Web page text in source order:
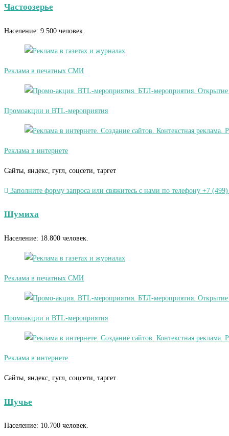
Частоозерье
Население: 9.500 человек.
Реклама в печатных СМИ
Промоакции и BTL-мероприятия
Реклама в интернете
Сайты, яндекс, гугл, соцсети, таргет
Заполните форму запроса или свяжитесь с нами по телефону +7
Шумиха
Население: 18.800 человек.
Реклама в печатных СМИ
Промоакции и BTL-мероприятия
Реклама в интернете
Сайты, яндекс, гугл, соцсети, таргет
Щучье
Население: 10.700 человек.